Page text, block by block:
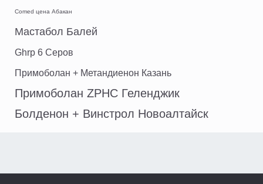
Comed цена Абакан
Мастабол Балей
Ghrp 6 Серов
Примоболан + Метандиенон Казань
Примоболан ZPHC Геленджик
Болденон + Винстрол Новоалтайск